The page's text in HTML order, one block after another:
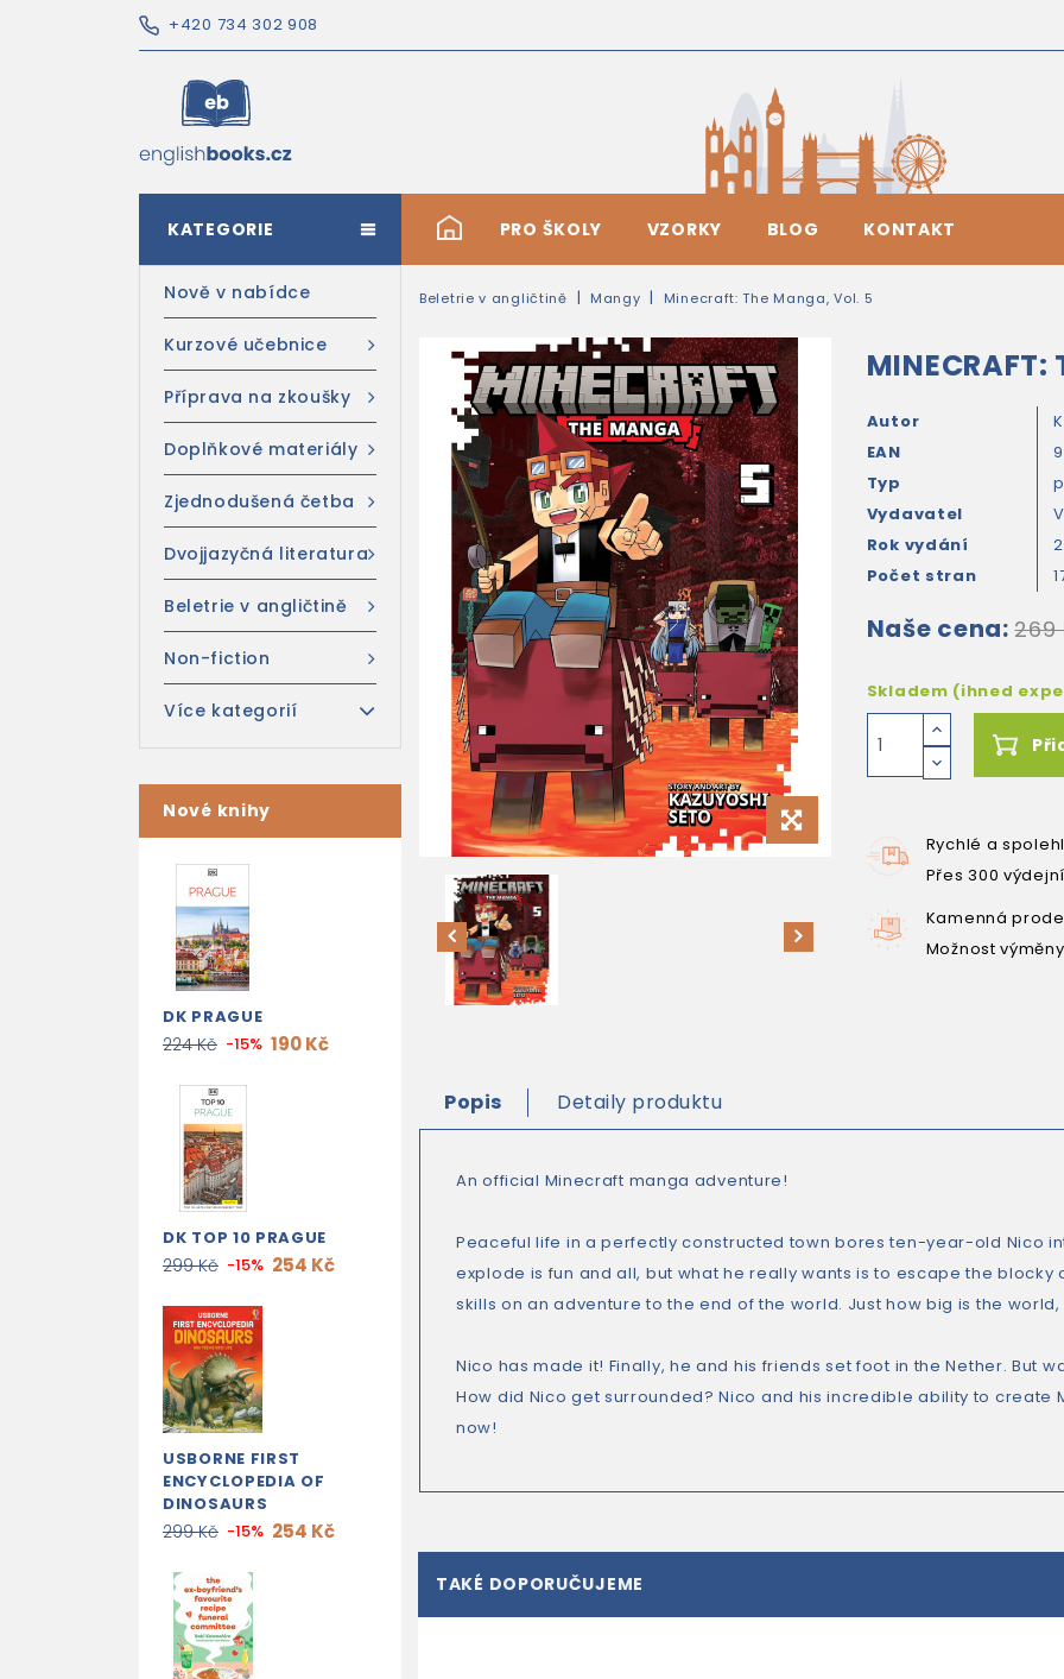
+420 734 302 908
# PRO ŠKOLY VZORKY BLOG KONTAKT
KATEGORIE
Nově v nabídce
Kurzové učebnice
Příprava na zkoušky
Doplňkové materiály
Zjednodušená četba
Dvojjazyčná literatura
Beletrie v angličtině
Non-fiction
Více kategorií
Nové knihy
DK PRAGUE
224 Kč -15% 190 Kč
DK TOP 10 PRAGUE
299 Kč -15% 254 Kč
USBORNE FIRST
ENCYCLOPEDIA OF
DINOSAURS
299 Kč -15% 254 Kč
Beletrie v angličtině Mangy Minecraft: The Manga, Vol. 5
MINECRAFT:
Autor
EAN
Typ
Vydavatel
Rok vydání
Počet stran
Naše cena: 269
Skladem (ihned
Rychlé a
Přes 300
Kamenná
Možnost
Popis Detaily produktu
An official Minecraft manga adventure!
Peaceful life in a perfectly constructed town bores ten-year-old Nico
explode is fun and all, but what he really wants is to escape the
skills on an adventure to the end of the world. Just how big is the
Nico has made it! Finally, he and his friends set foot in the Nether. But
How did Nico get surrounded? Nico and his incredible ability to create
now!
TAKÉ DOPORUČUJEME